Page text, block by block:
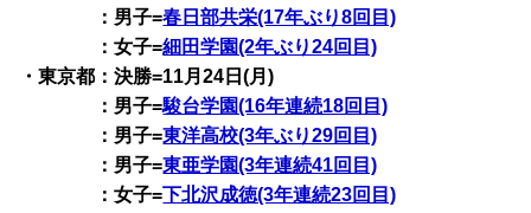
：男子=春日部共栄(17年ぶり8回目)
：女子=細田学園(2年ぶり24回目)
・東京都：決勝=11月24日(月)
：男子=駿台学園(16年連続18回目)
：男子=東洋高校(3年ぶり29回目)
：男子=東亜学園(3年連続41回目)
：女子=下北沢成徳(3年連続23回目)